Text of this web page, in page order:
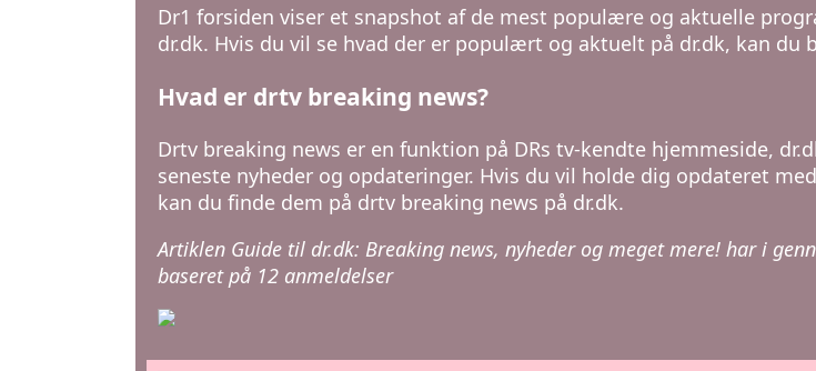
Dr1 forsiden viser et snapshot af de mest populære og aktuelle
dr.dk. Hvis du vil se hvad der er populært og aktuelt på dr.dk, kan du
Hvad er drtv breaking news?
Drtv breaking news er en funktion på DRs tv-kendte hjemmeside,
seneste nyheder og opdateringer. Hvis du vil holde dig opdateret
kan du finde dem på drtv breaking news på dr.dk.
Artiklen Guide til dr.dk: Breaking news, nyheder og meget mere! har i
baseret på 12 anmeldelser